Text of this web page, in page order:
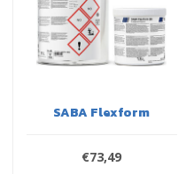
SABA Flexform
€73,49